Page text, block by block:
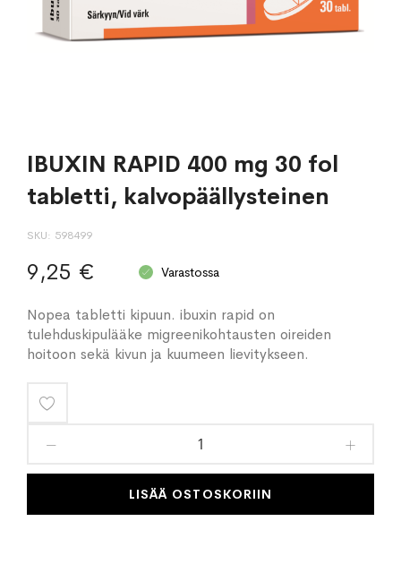
IBUXIN RAPID 400 mg 30 fol
tabletti, kalvopäällysteinen
SKU 598499
9,25 € Varastossa
Nopea tabletti kipuun. ibuxin rapid on
tulehduskipulääke migreenikohtausten oireiden
hoitoon sekä kivun ja kuumeen lievitykseen.
toivelistaan
LISÄÄ OSTOSKORIIN